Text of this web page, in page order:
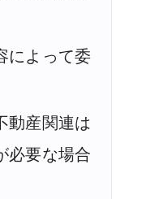
によって委
動産関連は
必要な場合